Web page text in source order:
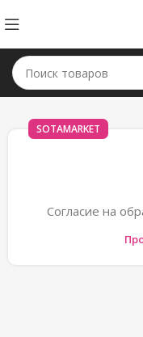
SOTAMARKET
Cогласие на